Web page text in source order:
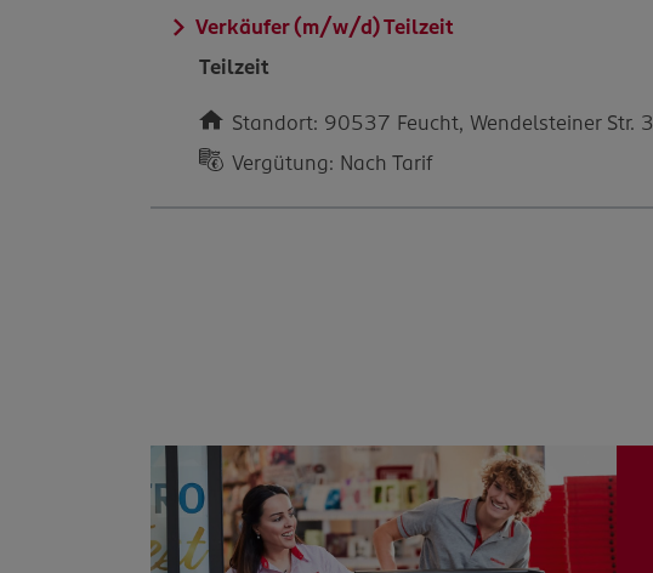
Verkäufer (m/w/d) Teilzeit
Teilzeit
Standort: 90537 Feucht, Wendelsteiner Str. 3
Vergütung: Nach Tarif